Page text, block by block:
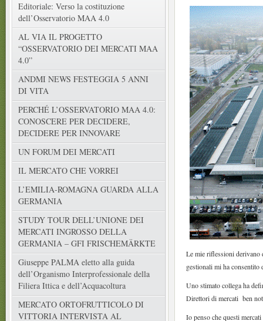
Editoriale: Verso la costituzione
dell’Osservatorio MAA 4.0
AL VIA IL PROGETTO
“OSSERVATORIO DEI MERCATI MAA
4.0”
ANDMI NEWS FESTEGGIA 5 ANNI
DI VITA
PERCHÉ L’OSSERVATORIO MAA 4.0:
CONOSCERE PER DECIDERE,
DECIDERE PER INNOVARE
UN FORUM DEI MERCATI
IL MERCATO CHE VORREI
L’EMILIA-ROMAGNA GUARDA ALLA
GERMANIA
STUDY TOUR DELL’UNIONE DEI
MERCATI INGROSSO DELLA
GERMANIA – GFI FRISCHEMÄRKTE
Giuseppe PALMA eletto alla guida
dell’Organismo Interprofessionale della
Filiera Ittica e dell’Acquacoltura
MERCATO ORTOFRUTTICOLO DI
VITTORIA INTERVISTA AL
Le mie riflessioni derivano
gestionali mi ha
Uno stimato collega ha
Direttori di mercati ben
Io penso che questi